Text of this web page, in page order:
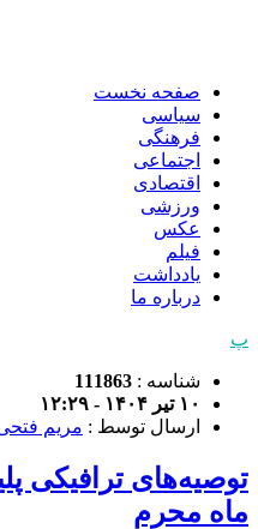
صفحه نخست
سیاسی
فرهنگی
اجتماعی
اقتصادی
ورزشی
عکس
فیلم
یادداشت
درباره ما
پ
شناسه : 111863
۱۰ تیر ۱۴۰۴ - ۱۲:۲۹
ارسال توسط : مریم فتحی
توصیه‌های ترافیکی
ماه محرم